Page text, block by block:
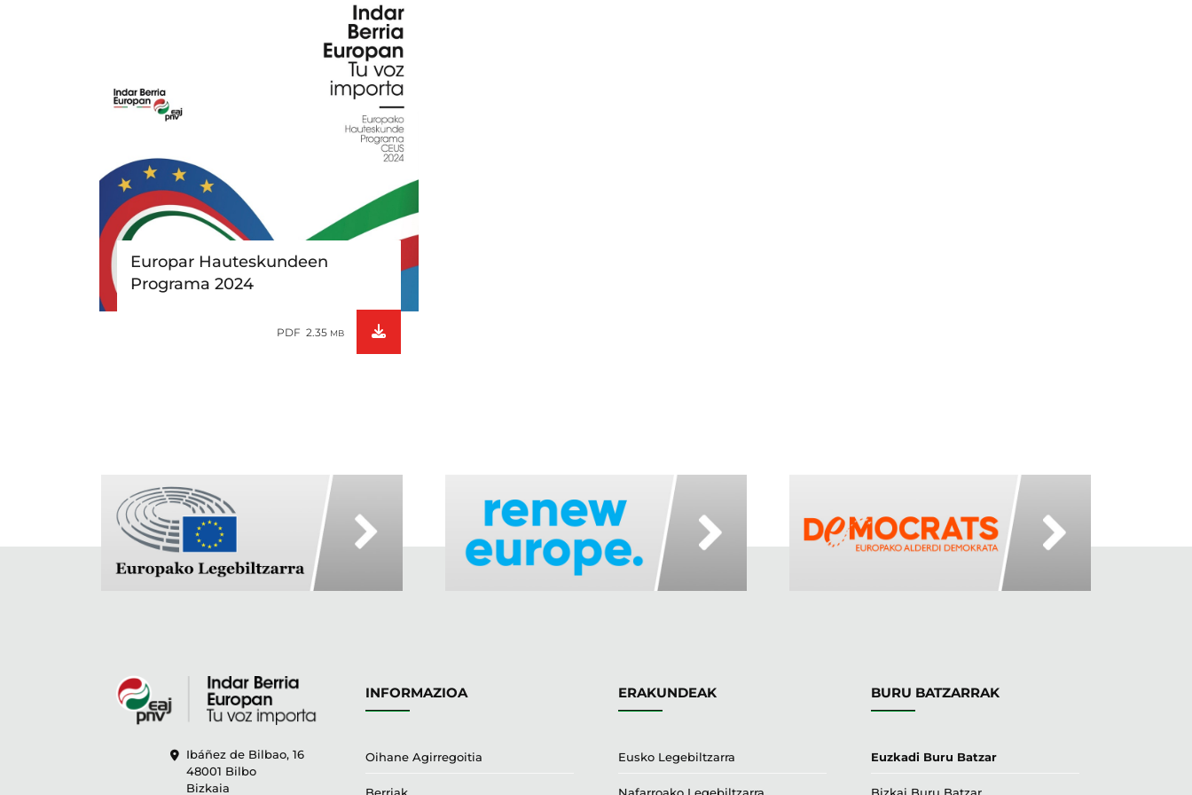
Europar Hauteskundeen
Programa 2024
PDF 2.35 MB
Ibáñez de Bilbao, 16
48001 Bilbo
Bizkaia
INFORMAZIOA
Oihane Agirregoitia
Berriak
ERAKUNDEAK
Eusko Legebiltzarra
Nafarroako Legebiltzarra
BURU BATZARRAK
Euzkadi Buru Batzar
Bizkai Buru Batzar